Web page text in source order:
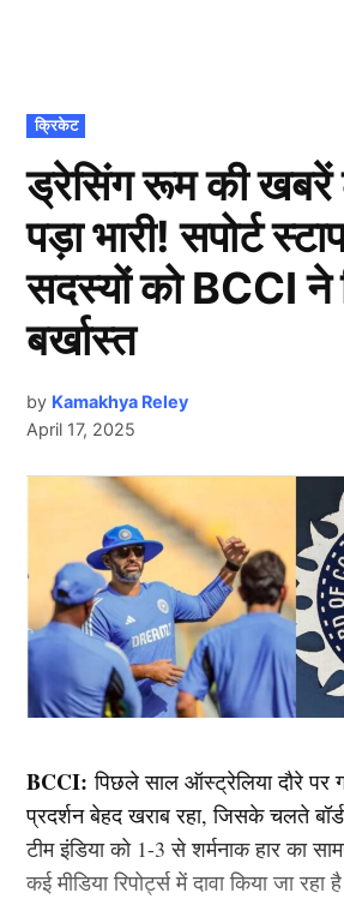
POSTED
IN
क्रिकेट
ड्रेसिंग रूम की खबरें
पड़ा भारी! सपोर्ट
सदस्यों को BCCI ने
बर्खास्त
by Kamakhya Reley
April 17, 2025
BCCI:पिछले साल ऑस्ट्रेलिया दौरे पर
प्रदर्शन बेहद खराब रहा, जिसके चलते
टीम इंडिया को 1-3 से शर्मनाक हार का
कई मीडिया रिपोर्ट्स में दावा किया जा